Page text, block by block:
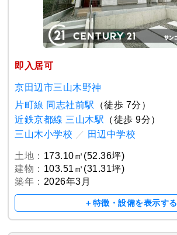
即入居可
京田辺市三山木野神
片町線 同志社前駅
（徒歩 7分）
近鉄京都線 三山木駅 （徒歩 9分）
三山木小学校 ／ 田辺中学校
土地： 173.10㎡(52.36坪)
建物： 103.51㎡(31.31坪)
築年： 2026年3月
＋特徴・設備を表示する